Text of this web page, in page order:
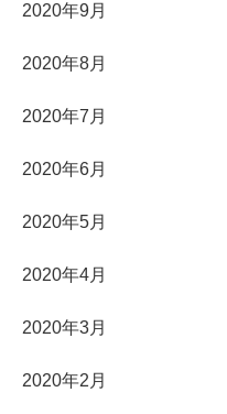
2020年9月
2020年8月
2020年7月
2020年6月
2020年5月
2020年4月
2020年3月
2020年2月